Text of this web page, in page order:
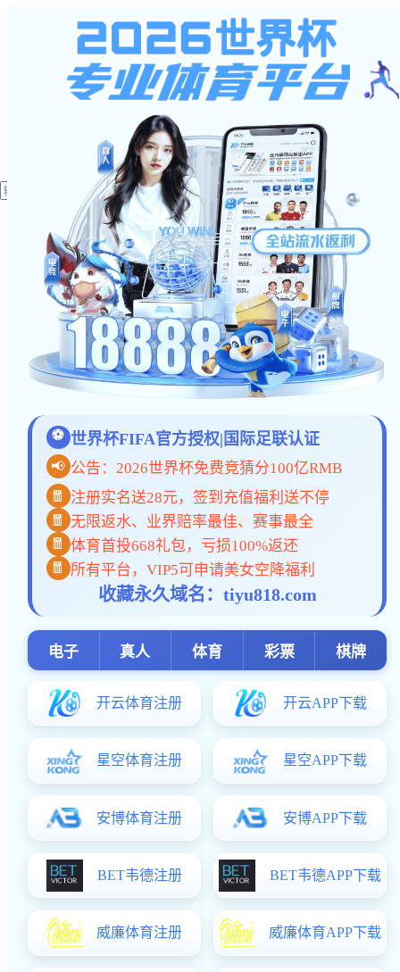
星空体育入口
状元榜 清华大学 北京大学 双一流大学
星空体育入口:状元榜